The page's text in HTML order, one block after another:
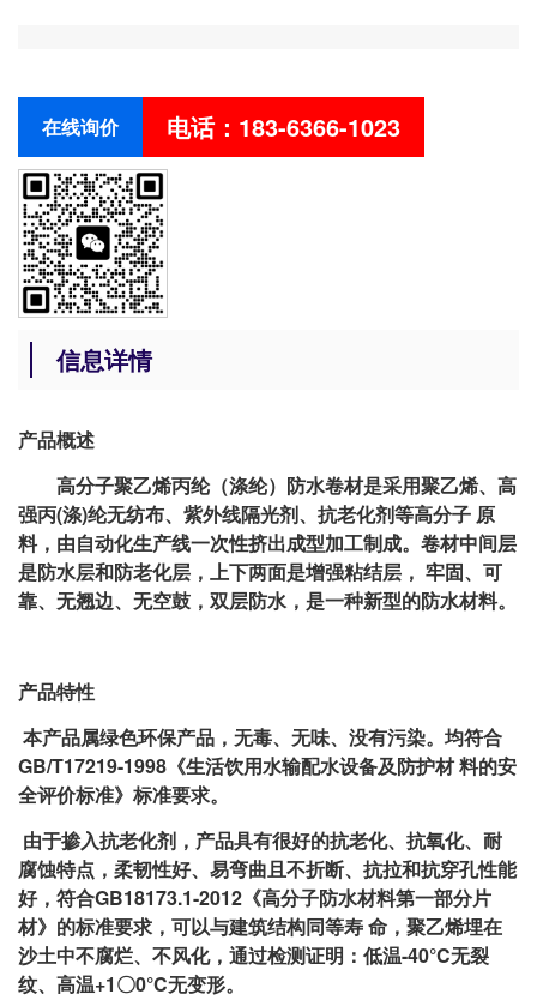
在线询价 电话：183-6366-1023
信息详情
产品概述
高分子聚乙烯丙纶（涤纶）防水卷材是采用聚乙烯、高
强丙(涤)纶无纺布、紫外线隔光剂、抗老化剂等高分子 原
料，由自动化生产线一次性挤出成型加工制成。卷材中间层
是防水层和防老化层，上下两面是增强粘结层， 牢固、可
靠、无翘边、无空鼓，双层防水，是一种新型的防水材料。
产品特性
本产品属绿色环保产品，无毒、无味、没有污染。均符合
GB/T17219-1998《生活饮用水输配水设备及防护材 料的安
全评价标准》标准要求。
由于掺入抗老化剂，产品具有很好的抗老化、抗氧化、耐
腐蚀特点，柔韧性好、易弯曲且不折断、抗拉和抗穿孔性能
好，符合GB18173.1-2012《高分子防水材料第一部分片
材》的标准要求，可以与建筑结构同等寿 命，聚乙烯埋在
沙土中不腐烂、不风化，通过检测证明：低温-40°C无裂
纹、高温+1〇0°C无变形。